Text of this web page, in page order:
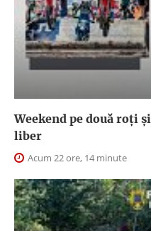
Weekend pe două roți
liber
Acum 22 ore, 14 minute